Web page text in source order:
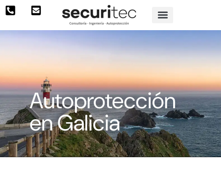
Autoprotección
en Galicia